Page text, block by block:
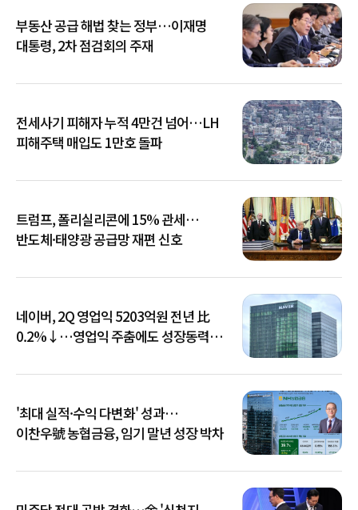
부동산 공급 해법 찾는 정부…이재명
대통령, 2차 점검회의 주재
전세사기 피해자 누적 4만건 넘어…LH
피해주택 매입도 1만호 돌파
트럼프, 폴리실리콘에 15% 관세…
반도체·태양광 공급망 재편 신호
네이버, 2Q 영업익 5203억원 전년 比
0.2%↓…영업익 주춤에도 성장동력
'최대 실적·수익 다변화' 성과…
이찬우號 농협금융, 임기 말년 성장 박차